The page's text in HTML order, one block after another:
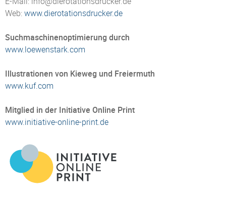
Web:www.dierotationsdrucker.de
Suchmaschinenoptimierung durch
www.loewenstark.com
Illustrationen von Kieweg und Freiermuth
www.kuf.com
Mitglied in der Initiative Online Print
www.initiative-online-print.de